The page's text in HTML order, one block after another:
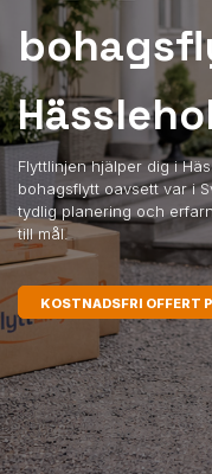
Flyttlinjen hjälper dig i
bohagsflytt oavsett var i
tydlig planering och
till mål.
KOSTNADSFRI OFFERT